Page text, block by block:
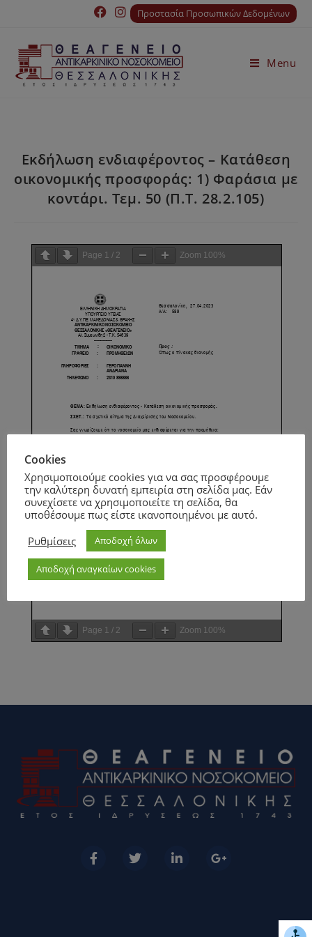
Προστασία Προσωπικών Δεδομένων
Menu
Εκδήλωση ενδιαφέροντος – Κατάθεση
οικονομικής προσφοράς: 1) Φαράσια με
κοντάρι. Τεμ. 50 (Π.Τ. 28.2.105)
Page 1 / 2 Zoom 100%
Page 1 / 2 Zoom 100%
Cookies
Χρησιμοποιούμε cookies για να σας προσφέρουμε
την καλύτερη δυνατή εμπειρία στη σελίδα μας. Εάν
συνεχίσετε να χρησιμοποιείτε τη σελίδα, θα
υποθέσουμε πως είστε ικανοποιημένοι με αυτό.
Ρυθμίσεις
Αποδοχή όλων
Αποδοχή αναγκαίων cookies